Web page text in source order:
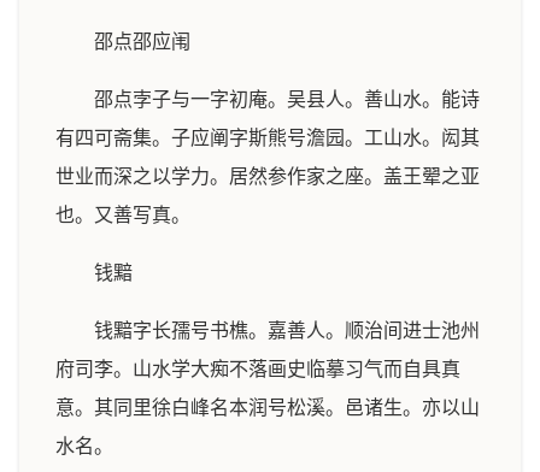
邵点邵应闱
邵点孛子与一字初庵。吴县人。善山水。能诗
有四可斋集。子应阐字斯熊号澹园。工山水。闳其
世业而深之以学力。居然参作家之座。盖王翚之亚
也。又善写真。
钱黯
钱黯字长孺号书樵。嘉善人。顺治间进士池州
府司李。山水学大痴不落画史临摹习气而自具真
意。其同里徐白峰名本润号松溪。邑诸生。亦以山
水名。